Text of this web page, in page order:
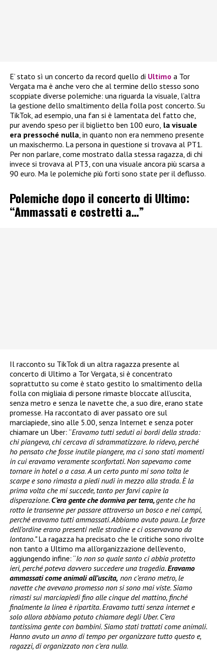
E’ stato sì un concerto da record quello di Ultimo a Tor
Vergata ma è anche vero che al termine dello stesso sono
scoppiate diverse polemiche: una riguarda la visuale, l’altra
la gestione dello smaltimento della folla post concerto. Su
TikTok, ad esempio, una fan si è lamentata del fatto che,
pur avendo speso per il biglietto ben 100 euro, la visuale
era pressoché nulla , in quanto non era nemmeno presente
un maxischermo. La persona in questione si trovava al PT1.
Per non parlare, come mostrato dalla stessa ragazza, di chi
invece si trovava al PT3, con una visuale ancora più scarsa a
90 euro. Ma le polemiche più forti sono state per il deflusso.
Polemiche dopo il concerto di Ultimo:
“Ammassati e costretti a…”
Il racconto su TikTok di un altra ragazza presente al
concerto di Ultimo a Tor Vergata, si è concentrato
soprattutto su come è stato gestito lo smaltimento della
folla con migliaia di persone rimaste bloccate all’uscita,
senza metro e senza le navette che, a suo dire, erano state
promesse. Ha raccontato di aver passato ore sul
marciapiede, sino alle 5.00, senza Internet e senza poter
chiamare un Uber: “Eravamo tutti seduti ai bordi della strada:
chi piangeva, chi cercava di sdrammatizzare. Io ridevo, perché
ho pensato che fosse inutile piangere, ma ci sono stati momenti
in cui eravamo veramente sconfortati. Non sapevamo come
tornare in hotel o a casa.A un certo punto mi sono tolta le
scarpe e sono rimasta a piedi nudi in mezzo alla strada. È la
prima volta che mi succede, tanto per farvi capire la
disperazione. C’era gente che dormiva per terra,gente che ha
rotto le transenne per passare attraverso un bosco e nei campi,
perché eravamo tutti ammassati. Abbiamo avuto paura. Le forze
dell’ordine erano presenti nelle stradine e ci osservavano da
lontano.”La ragazza ha precisato che le critiche sono rivolte
non tanto a Ultimo ma all’organizzazione dell’evento,
aggiungendo infine: “Io non so quale santo ci abbia protetto
ieri, perché poteva davvero succedere una tragedia.Eravamo
ammassati come animali all’uscita, non c’erano metro, le
navette che avevano promesso non si sono mai viste. Siamo
rimasti sui marciapiedi fino alle cinque del mattino, finché
finalmente la linea è ripartita. Eravamo tutti senza internet e
solo allora abbiamo potuto chiamare degli Uber. C’era
tantissima gente con bambini. Siamo stati trattati come animali.
Hanno avuto un anno di tempo per organizzare tutto questo e,
ragazzi, di organizzato non c’era nulla.